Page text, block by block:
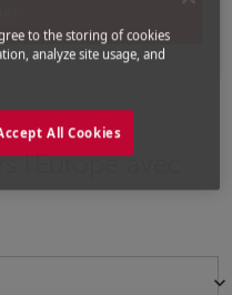
l'Europe avec
keyboard_arrow_down
to the storing of cookies
analyze site usage, and
All Cookies